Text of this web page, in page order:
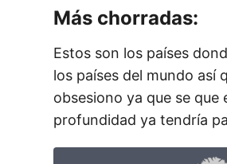
Más chorradas:
Estos son los países
los países del mundo así
obsesiono ya que se
profundidad ya tendría